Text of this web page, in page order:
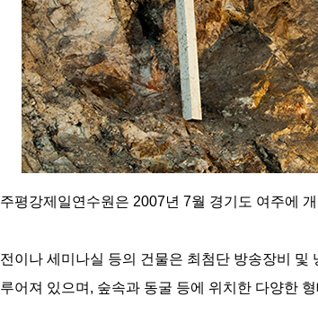
평강제일연수원은 2007년 7월 경기도 여주에
이나 세미나실 등의 건물은 최첨단 방송장비
어져 있으며, 숲속과 동굴 등에 위치한 다양한